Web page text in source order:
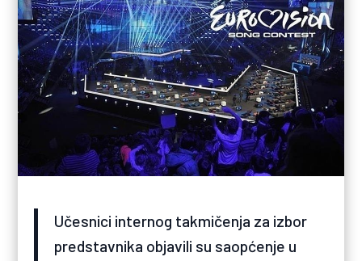
Učesnici internog takmičenja za izbor
predstavnika objavili su saopćenje u